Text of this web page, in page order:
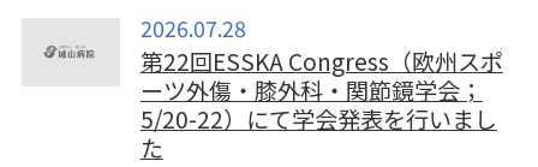
第22回ESSKA Congress（欧州スポ
ーツ外傷・膝外科・関節鏡学会；
5/20-22）にて学会発表を行いまし
た
2026.07.28